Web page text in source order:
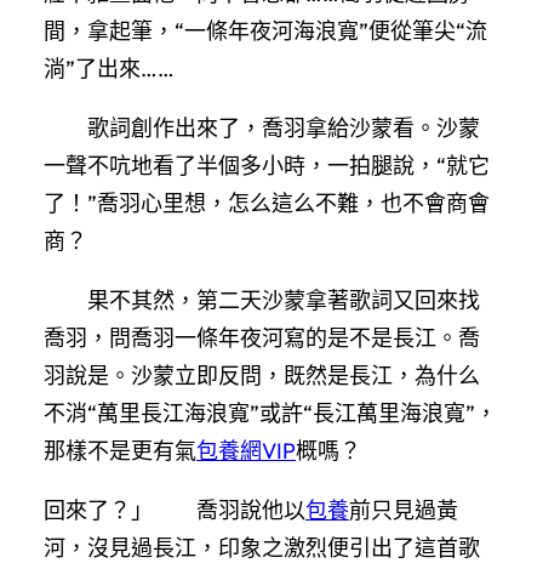
間，拿起筆，“一條年夜河海浪寬”便從筆尖“流
淌”了出來……
歌詞創作出來了，喬羽拿給沙蒙看。沙蒙
一聲不吭地看了半個多小時，一拍腿說，“就它
了！”喬羽心里想，怎么這么不難，也不會商會
商？
果不其然，第二天沙蒙拿著歌詞又回來找
喬羽，問喬羽一條年夜河寫的是不是長江。喬
羽說是。沙蒙立即反問，既然是長江，為什么
不消“萬里長江海浪寬”或許“長江萬里海浪寬”，
那樣不是更有氣包養網VIP概嗎？
回來了？」 喬羽說他以包養前只見過黃
河，沒見過長江，印象之激烈便引出了這首歌